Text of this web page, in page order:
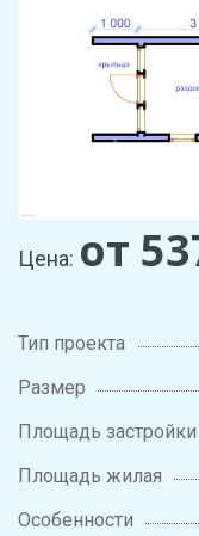
Цена: от
Тип проекта
Размер
Площадь застройки
Площадь жилая
Особенности